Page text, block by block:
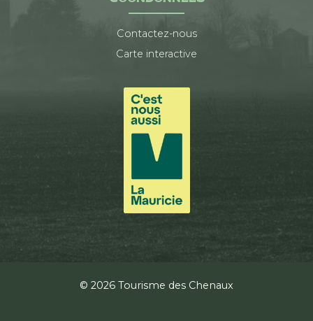
Contactez-nous
Carte interactive
© 2026 Tourisme des Chenaux